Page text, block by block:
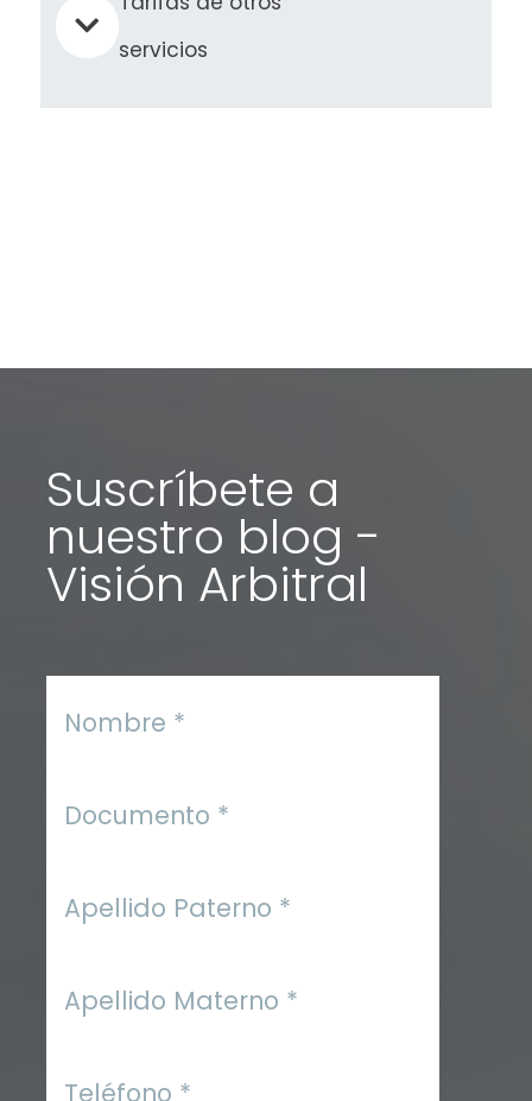
servicios
Suscríbete a
nuestro blog -
Visión Arbitral